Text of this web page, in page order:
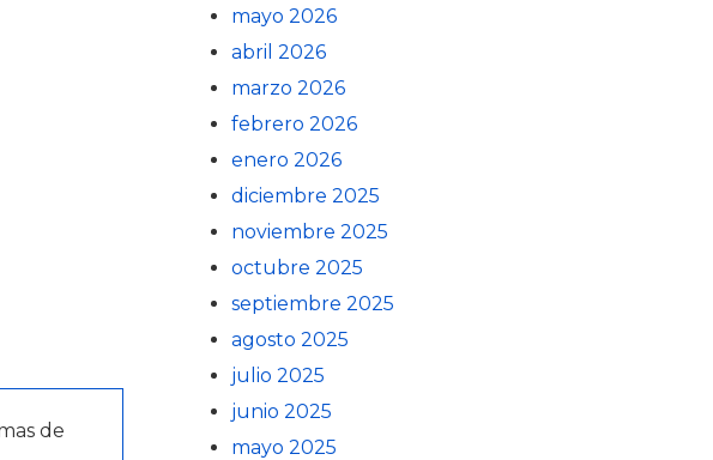
de
mayo 2026
abril 2026
marzo 2026
febrero 2026
enero 2026
diciembre 2025
noviembre 2025
octubre 2025
septiembre 2025
agosto 2025
julio 2025
junio 2025
mayo 2025